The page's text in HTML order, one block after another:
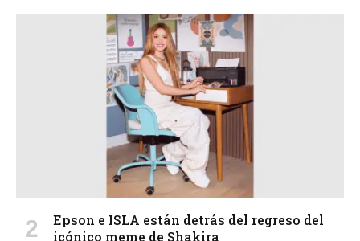
Epson e ISLA están detrás del regreso del
icónico meme de Shakira